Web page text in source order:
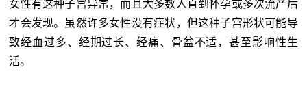
女性有这种子宫异常，而且大多数人直到怀孕或多次流产后
才会发现。虽然许多女性没有症状，但这种子宫形状可能导
致经血过多、经期过长、经痛、骨盆不适，甚至影响性生
活。